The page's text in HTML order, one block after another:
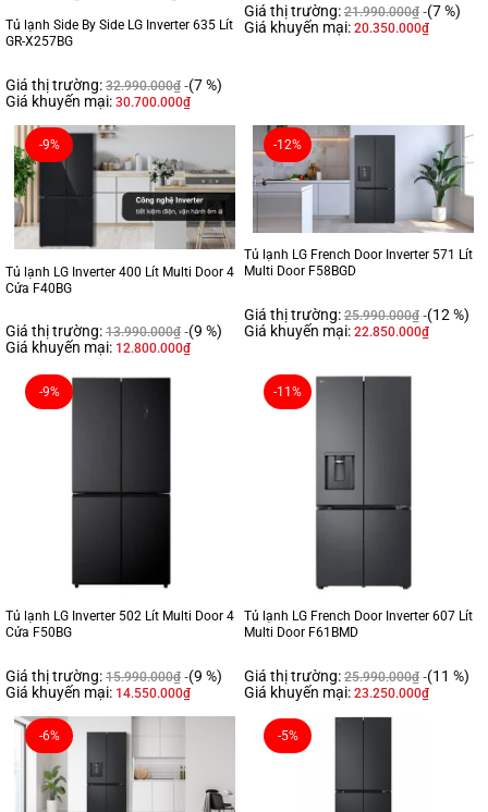
Tủ lạnh Side By Side LG Inverter 635 Lít
GR-X257BG
Giá thị trường: 32.990.000₫ (7 %)
Giá khuyến mại: 30.700.000₫
Giá thị trường: 21.990.000₫ (7 %)
Giá khuyến mại: 20.350.000₫
-9%
Tủ lạnh LG Inverter 400 Lít Multi Door 4
Cửa F40BG
Giá thị trường: 13.990.000₫ (9 %)
Giá khuyến mại: 12.800.000₫
-12%
Tủ lạnh LG French Door Inverter 571 Lít
Multi Door F58BGD
Giá thị trường: 25.990.000₫ (12 %)
Giá khuyến mại: 22.850.000₫
-9%
Tủ lạnh LG Inverter 502 Lít Multi Door 4
Cửa F50BG
Giá thị trường: 15.990.000₫ (9 %)
Giá khuyến mại: 14.550.000₫
-11%
Tủ lạnh LG French Door Inverter 607 Lít
Multi Door F61BMD
Giá thị trường: 25.990.000₫ (11 %)
Giá khuyến mại: 23.250.000₫
-6% -5%